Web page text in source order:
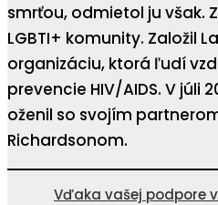
smrťou, odmietol ju však.
LGBTI+ komunity. Založil
organizáciu, ktorá ľudí
prevencie HIV/AIDS. V júli
oženil so svojím
Richardsonom.
Vďaka vašej podpore